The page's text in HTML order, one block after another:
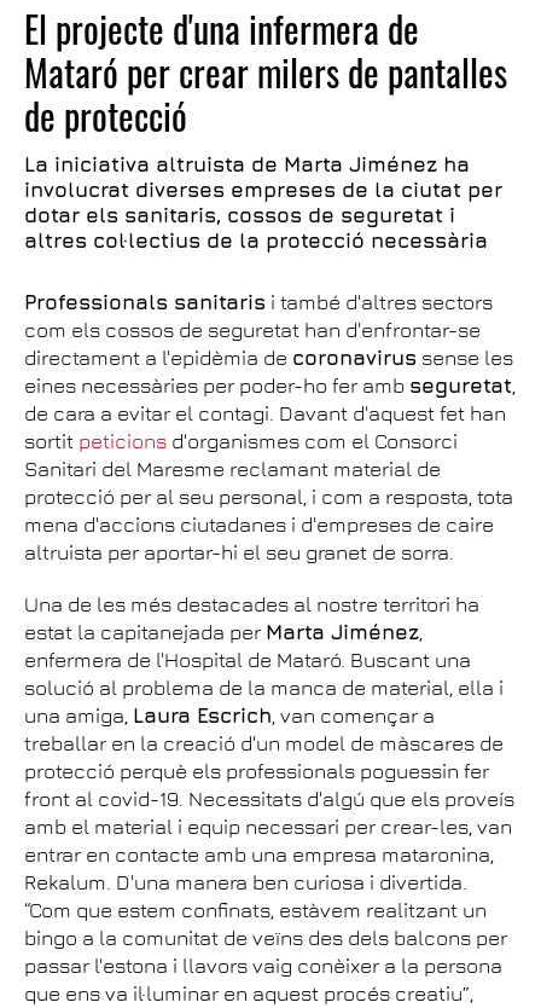
El projecte d'una infermera de
Mataró per crear milers de pantalles
de protecció
La iniciativa altruista de Marta Jiménez ha
involucrat diverses empreses de la ciutat per
dotar els sanitaris, cossos de seguretat i
altres col·lectius de la protecció necessària
Professionals sanitaris i també d'altres sectors
com els cossos de seguretat han d'enfrontar-se
directament a l'epidèmia de coronavirus sense les
eines necessàries per poder-ho fer amb seguretat,
de cara a evitar el contagi. Davant d'aquest fet han
sortit peticions d'organismes com el Consorci
Sanitari del Maresme reclamant material de
protecció per al seu personal, i com a resposta, tota
mena d'accions ciutadanes i d'empreses de caire
altruista per aportar-hi el seu granet de sorra.
Una de les més destacades al nostre territori ha
estat la capitanejada per Marta Jiménez,
enfermera de l'Hospital de Mataró. Buscant una
solució al problema de la manca de material, ella i
una amiga, Laura Escrich, van començar a
treballar en la creació d'un model de màscares de
protecció perquè els professionals poguessin fer
front al covid-19. Necessitats d'algú que els proveís
amb el material i equip necessari per crear-les, van
entrar en contacte amb una empresa mataronina,
Rekalum. D'una manera ben curiosa i divertida.
“Com que estem confinats, estàvem realitzant un
bingo a la comunitat de veïns des dels balcons per
passar l'estona i llavors vaig conèixer a la persona
que ens va il·luminar en aquest procés creatiu”,